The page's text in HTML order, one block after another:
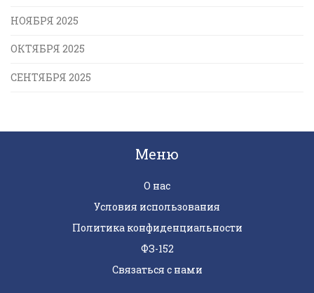
НОЯБРЯ 2025
ОКТЯБРЯ 2025
СЕНТЯБРЯ 2025
Меню
О нас
Условия использования
Политика конфиденциальности
ФЗ-152
Связаться с нами